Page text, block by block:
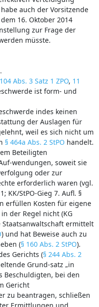
auch der Vorsitzende
16. Oktober 2014
zur Frage der
müsste.
104 Abs. 3 Satz 1 ZPO, 11
ist form- und
indes keinen
der Auslagen für
weil es sich nicht um
§ 464a Abs. 2 StPO handelt.
Beteiligten
wendungen, soweit sie
oder zur
erforderlich waren (vgl.
KK/StPO-Gieg 7. Aufl. §
erfüllen Kosten für eigene
der Regel nicht (KG
ermittelt
) und hat Beweise auch zu
(§ 160 Abs. 2 StPO).
Gerichts (§ 244 Abs. 2
Grund-satz „in
Beschuldigten, bei den
Gericht
zu beantragen, schließen
Ermittlungen und